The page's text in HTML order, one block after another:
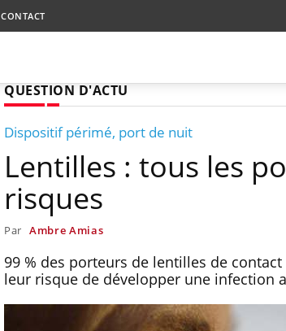
CONTACT
QUESTION D'ACTU
Dispositif périmé, port de nuit
Lentilles : tous les
risques
Par Ambre Amias
99 % des porteurs de lentilles de
leur risque de développer une infection